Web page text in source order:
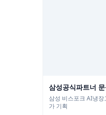
삼성공식파트너
삼성 비스포크 AI냉장
가 기획